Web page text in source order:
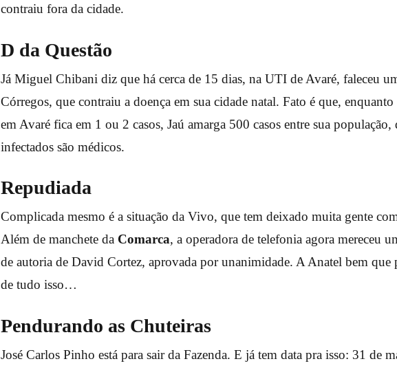
contraiu fora da cidade.
D da Questão
Já Miguel Chibani diz que há cerca de 15 dias, na UTI de Avaré, faleceu
Córregos, que contraiu a doença em sua cidade natal. Fato é que,
em Avaré fica em 1 ou 2 casos, Jaú amarga 500 casos entre sua
infectados são médicos.
Repudiada
Complicada mesmo é a situação da Vivo, que tem deixado muita gente
Além de manchete da Comarca, a operadora de telefonia agora mereceu
de autoria de David Cortez, aprovada por unanimidade. A Anatel bem que
de tudo isso…
Pendurando as Chuteiras
José Carlos Pinho está para sair da Fazenda. E já tem data pra isso: 31 de